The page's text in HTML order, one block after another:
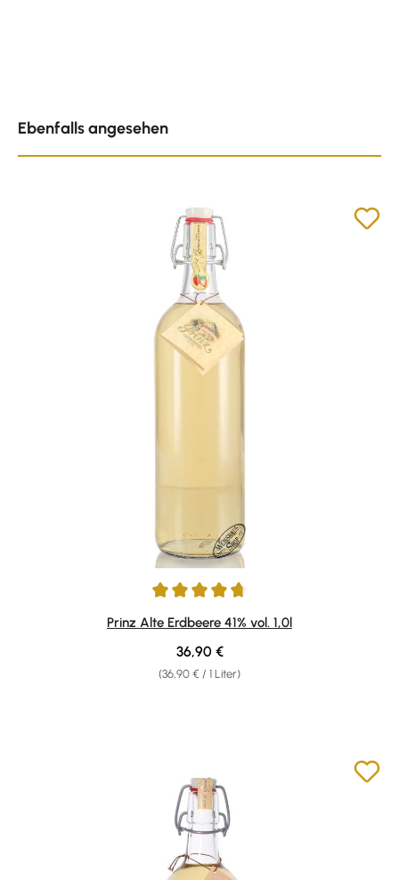
Ebenfalls angesehen
Durchschnittliche Bewertung von 4.86 von 5 Sternen
Prinz Alte Erdbeere 41% vol. 1,0l
(36,90 € / 1 Liter)
Regulärer Preis:
36,90 €